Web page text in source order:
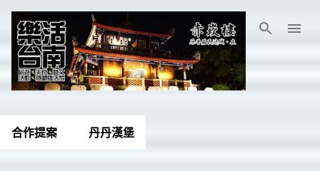
跳到主要內容
合作提案 丹丹漢堡